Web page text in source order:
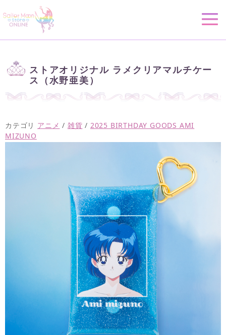
ストアオリジナル ラメクリアマルチケー
ス（水野亜美）
カテゴリ アニメ / 雑貨 / 2025 BIRTHDAY GOODS AMI
MIZUNO